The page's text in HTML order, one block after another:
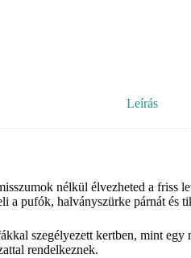
Leírás
nélkül élvezheted a friss
a pufók, halványszürke párnát és
szegélyezett kertben, mint
rendelkeznek.